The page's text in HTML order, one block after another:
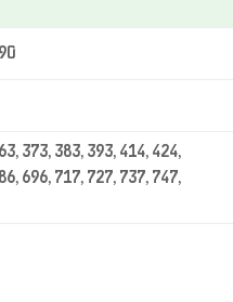
373, 383, 393, 414, 424,
696, 717, 727, 737, 747,